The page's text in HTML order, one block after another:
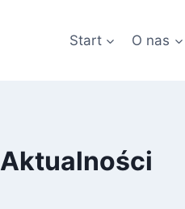
Start O nas
Aktualności